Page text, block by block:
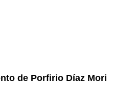
de Porfirio Díaz Mori